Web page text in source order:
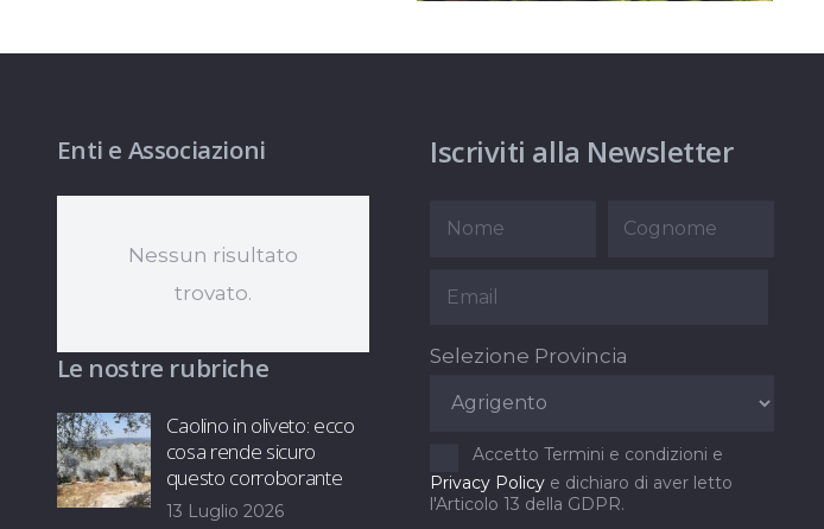
Enti e Associazioni
Nessun risultato
trovato.
Le nostre rubriche
Caolino in oliveto: ecco
cosa rende sicuro
questo corroborante
13 Luglio 2026
Iscriviti alla Newsletter
Selezione Provincia
Accetto Termini e condizioni e
Privacy Policy e dichiaro di aver letto
l'Articolo 13 della GDPR.